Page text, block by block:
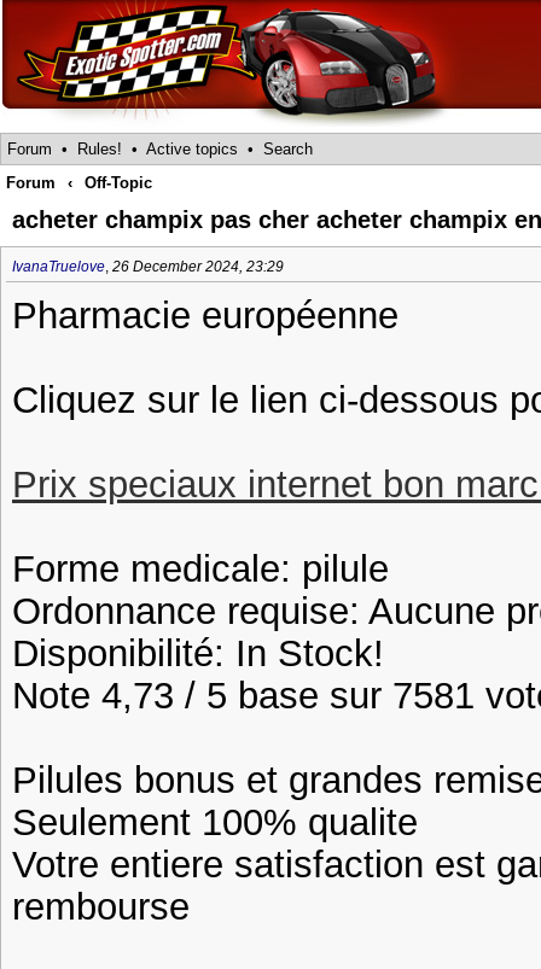
Forum • Rules! • Active topics • Search
Forum
‹ Off-Topic
acheter champix pas cher acheter champix
IvanaTruelove, 26 December 2024, 23:29
Pharmacie européenne
Cliquez sur le lien ci-dessous
Prix speciaux internet bon
Forme medicale: pilule
Ordonnance requise: Aucune
Disponibilité: In Stock!
Note 4,73 / 5 base sur 7581
Pilules bonus et grandes
Seulement 100% qualite
Votre entiere satisfaction est
rembourse